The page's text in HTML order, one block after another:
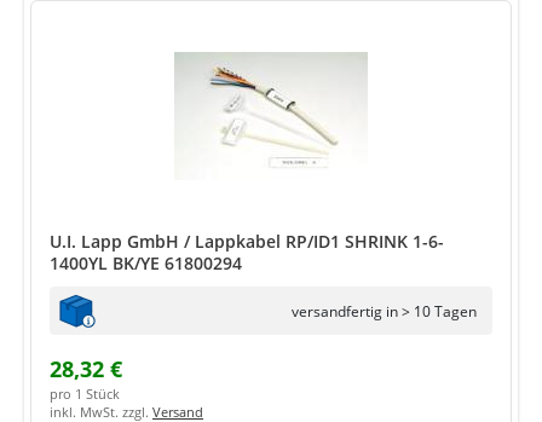
U.I. Lapp GmbH / Lappkabel RP/ID1 SHRINK 1-6-
1400YL BK/YE 61800294
versandfertig in > 10 Tagen
28,32 €
pro 1 Stück
inkl. MwSt. zzgl. Versand